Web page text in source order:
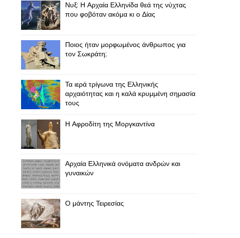
Νυξ: Η Αρχαία Ελληνίδα θεά της νύχτας
που φοβόταν ακόμα κι ο Δίας
Ποιος ήταν μορφωμένος άνθρωπος για
τον Σωκράτη;
Τα ιερά τρίγωνα της Ελληνικής
αρχαιότητας και η καλά κρυμμένη σημασία
τους
Η Αφροδίτη της Μοργκαντίνα
Αρχαία Ελληνικά ονόματα ανδρών και
γυναικών
Ο μάντης Τειρεσίας